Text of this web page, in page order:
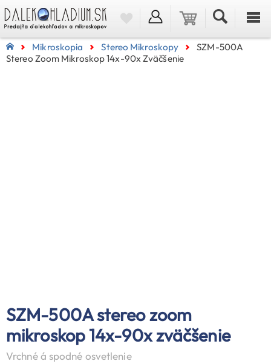
Mikroskopia Stereo Mikroskopy
SZM-500A
Stereo Zoom Mikroskop 14x-90x Zväčšenie
SZM-500A stereo zoom
mikroskop 14x-90x zväčšenie
Vrchné á spodné osvetlenie